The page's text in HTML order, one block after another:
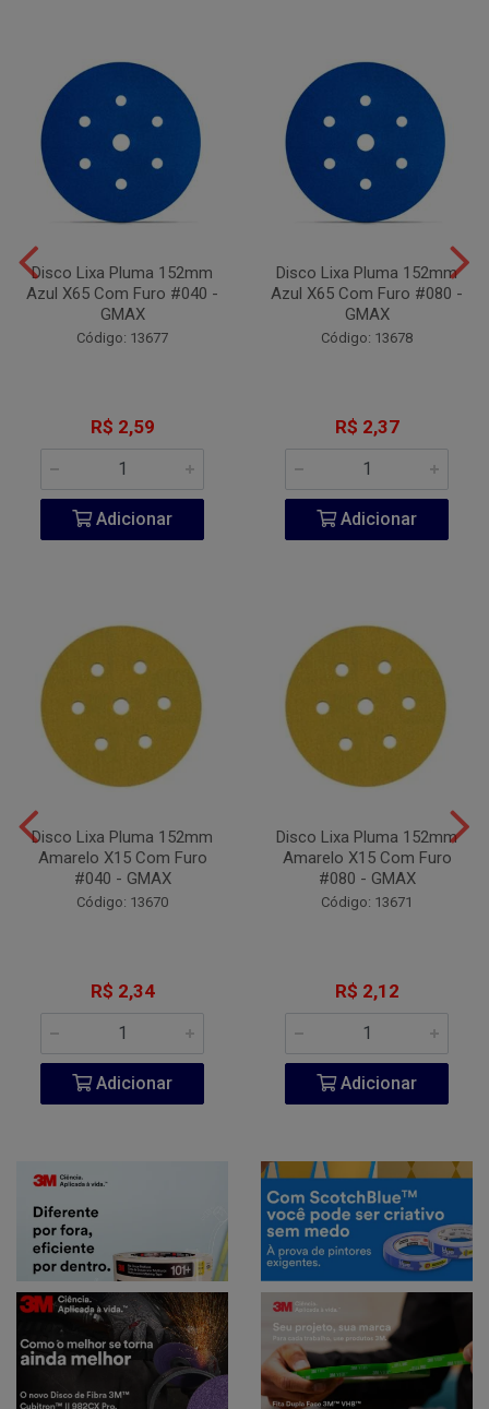
Disco Lixa Pluma 152mm
Azul X65 Com Furo #040 -
GMAX
Código: 13677
R$ 2,59
Adicionar
Disco Lixa Pluma 152mm
Azul X65 Com Furo #080 -
GMAX
Código: 13678
R$ 2,37
Adicionar
Disco Lixa Pluma 152mm
Amarelo X15 Com Furo
#040 - GMAX
Código: 13670
R$ 2,34
Adicionar
Disco Lixa Pluma 152mm
Amarelo X15 Com Furo
#080 - GMAX
Código: 13671
R$ 2,12
Adicionar